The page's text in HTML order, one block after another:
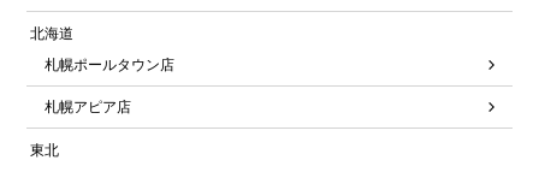
北海道
札幌ポールタウン店
札幌アピア店
東北